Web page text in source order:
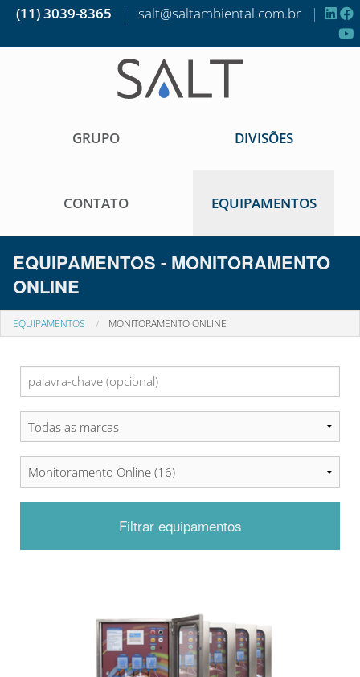
(11) 3039-8365 | salt@saltambiental.com.br |
GRUPO DIVISÕES
CONTATO EQUIPAMENTOS
EQUIPAMENTOS - MONITORAMENTO
ONLINE
EQUIPAMENTOS MONITORAMENTO ONLINE
Filtrar equipamentos